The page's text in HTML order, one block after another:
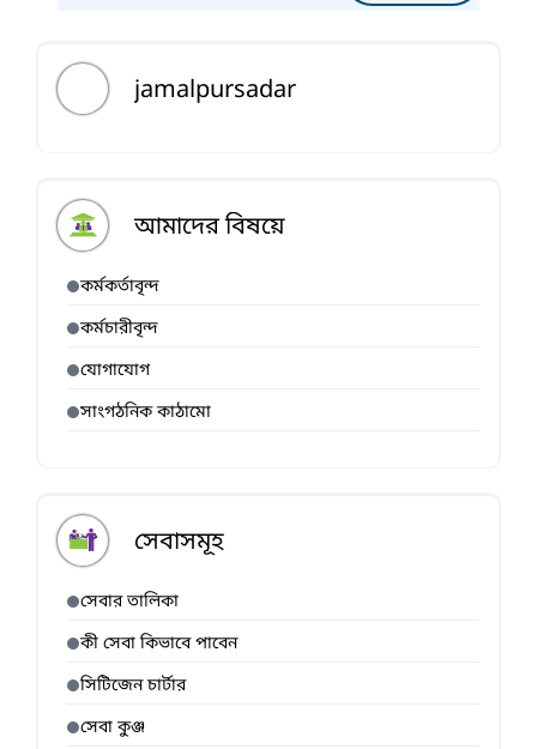
jamalpursadar
আমাদের বিষয়ে
কর্মকর্তাবৃন্দ
কর্মচারীবৃন্দ
যোগাযোগ
সাংগঠনিক কাঠামো
সেবাসমূহ
সেবার তালিকা
কী সেবা কিভাবে পাবেন
সিটিজেন চার্টার
সেবা কুঞ্জ